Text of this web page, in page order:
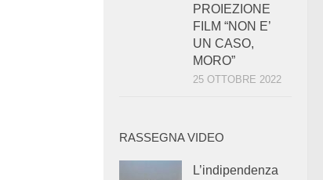
PROIEZIONE
FILM “NON E’
UN CASO,
MORO”
25 OTTOBRE 2022
RASSEGNA VIDEO
L’indipendenza